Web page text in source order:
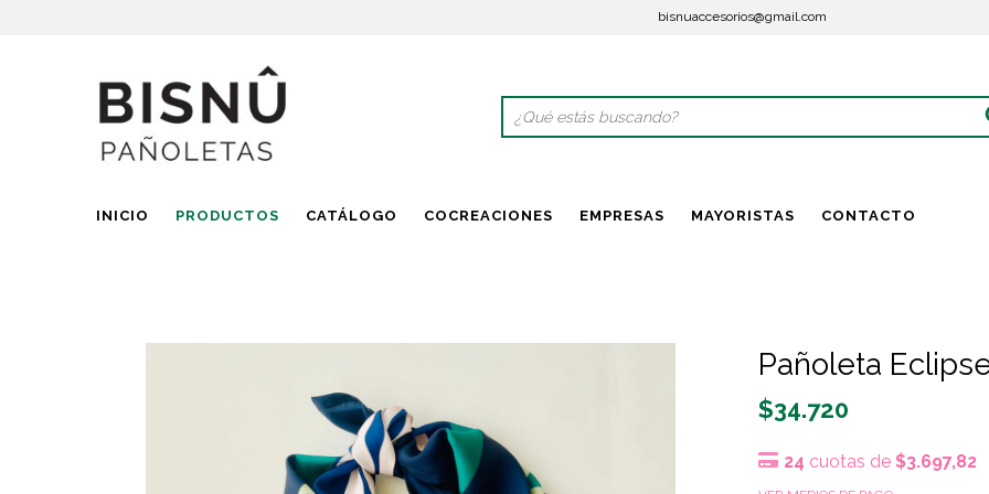
bisnuaccesorios@gmail.com
INICIO PRODUCTOS CATÁLOGO COCREACIONES EMPRESAS MAYORISTAS CONTACTO
Pañoleta
$34.720
24 cuotas de $3.697,82